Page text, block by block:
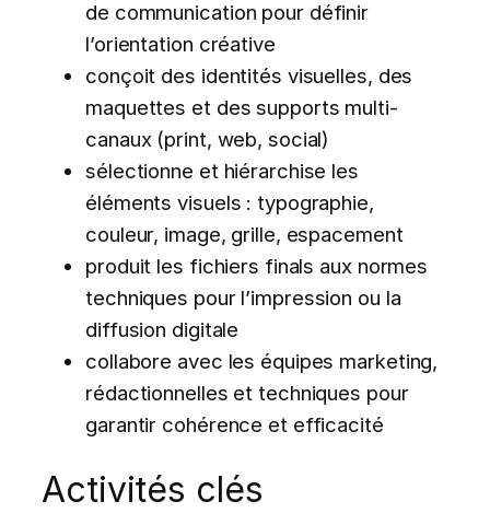
de communication pour définir
l’orientation créative
conçoit des identités visuelles, des
maquettes et des supports multi-
canaux (print, web, social)
sélectionne et hiérarchise les
éléments visuels : typographie,
couleur, image, grille, espacement
produit les fichiers finals aux normes
techniques pour l’impression ou la
diffusion digitale
collabore avec les équipes marketing,
rédactionnelles et techniques pour
garantir cohérence et efficacité
Activités clés